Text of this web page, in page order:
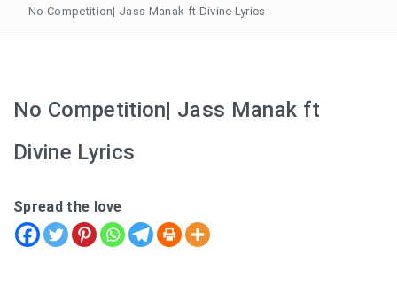
No Competition| Jass Manak ft Divine Lyrics
No Competition| Jass Manak ft
Divine Lyrics
Spread the love